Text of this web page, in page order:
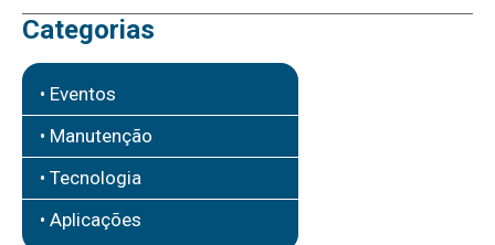
Categorias
• Eventos
• Manutenção
• Tecnologia
• Aplicações